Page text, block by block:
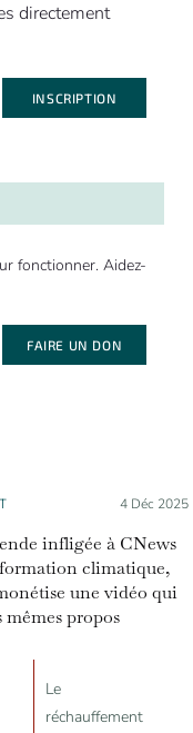
directement
INSCRIPTION
fonctionner. Aidez-
FAIRE UN DON
Posté le :
4 Déc 2025
infligée à CNews
climatique,
une vidéo qui
mêmes propos
Le
réchauffement